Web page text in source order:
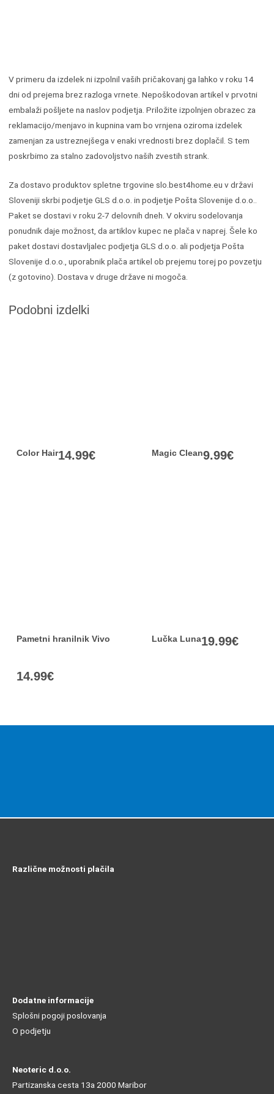
V primeru da izdelek ni izpolnil vaših pričakovanj ga lahko v roku 14
dni od prejema brez razloga vrnete. Nepoškodovan artikel v prvotni
embalaži pošljete na naslov podjetja. Priložite izpolnjen obrazec za
reklamacijo/menjavo in kupnina vam bo vrnjena oziroma izdelek
zamenjan za ustreznejšega v enaki vrednosti brez doplačil. S tem
poskrbimo za stalno zadovoljstvo naših zvestih strank.
Za dostavo produktov spletne trgovine slo.best4home.eu v državi
Sloveniji skrbi podjetje GLS d.o.o. in podjetje Pošta Slovenije d.o.o..
Paket se dostavi v roku 2-7 delovnih dneh. V okviru sodelovanja
ponudnik daje možnost, da artiklov kupec ne plača v naprej. Šele ko
paket dostavi dostavljalec podjetja GLS d.o.o. ali podjetja Pošta
Slovenije d.o.o., uporabnik plača artikel ob prejemu torej po povzetju
(z gotovino). Dostava v druge države ni mogoča.
Podobni izdelki
Color Hair14.99€ Magic Clean9.99€
Pametni hranilnik Vivo
14.99€
Lučka Luna19.99€
Različne možnosti plačila
Dodatne informacije
Splošni pogoji poslovanja
O podjetju
Neoteric d.o.o.
Partizanska cesta 13a 2000 Maribor